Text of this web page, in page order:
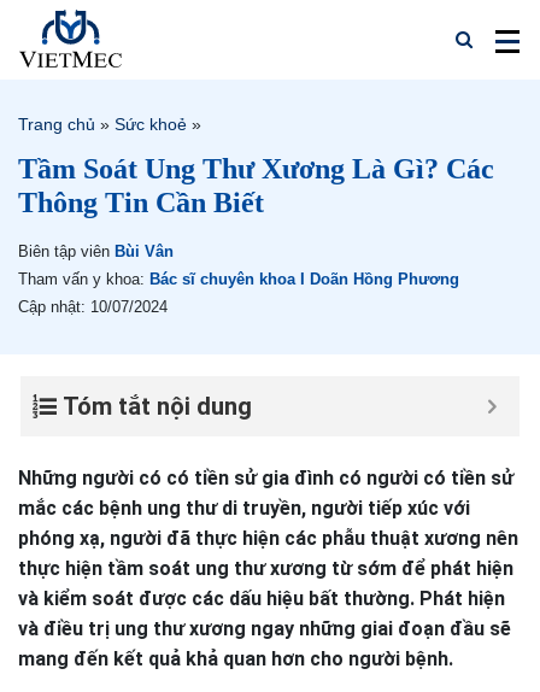
Trang chủ » Sức khoẻ »
Tầm Soát Ung Thư Xương Là Gì? Các
Thông Tin Cần Biết
Biên tập viên Bùi Vân
Tham vấn y khoa: Bác sĩ chuyên khoa I Doãn Hồng Phương
Cập nhật: 10/07/2024
Tóm tắt nội dung
Những người có có tiền sử gia đình có người có tiền sử
mắc các bệnh ung thư di truyền, người tiếp xúc với
phóng xạ, người đã thực hiện các phẫu thuật xương nên
thực hiện tầm soát ung thư xương từ sớm để phát hiện
và kiểm soát được các dấu hiệu bất thường. Phát hiện
và điều trị ung thư xương ngay những giai đoạn đầu sẽ
mang đến kết quả khả quan hơn cho người bệnh.